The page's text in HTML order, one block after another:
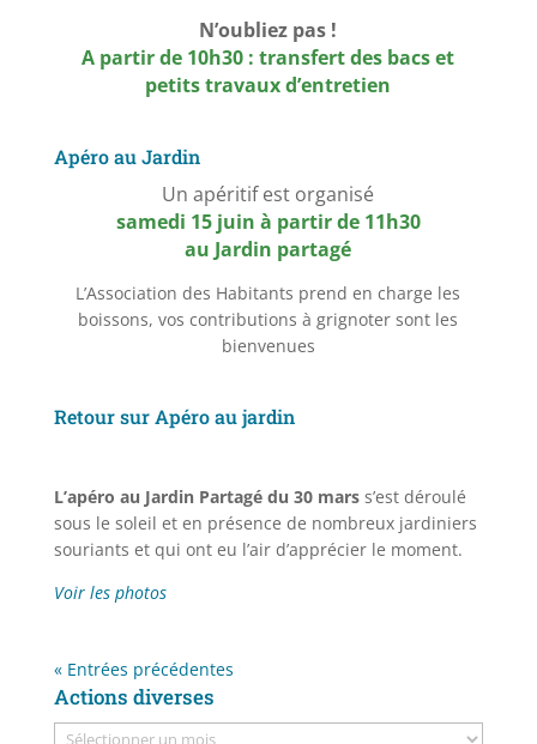
N’oubliez pas !
A partir de 10h30 : transfert des bacs et
petits travaux d’entretien
Apéro au Jardin
Un apéritif est organisé
samedi 15 juin à partir de 11h30
au Jardin partagé
L’Association des Habitants prend en charge les
boissons, vos contributions à grignoter sont les
bienvenues
Retour sur Apéro au jardin
L’apéro au Jardin Partagé du 30 marss’est déroulé
sous le soleil et en présence de nombreux jardiniers
souriants et qui ont eu l’air d’apprécier le moment.
Voir les photos
« Entrées précédentes
Actions diverses